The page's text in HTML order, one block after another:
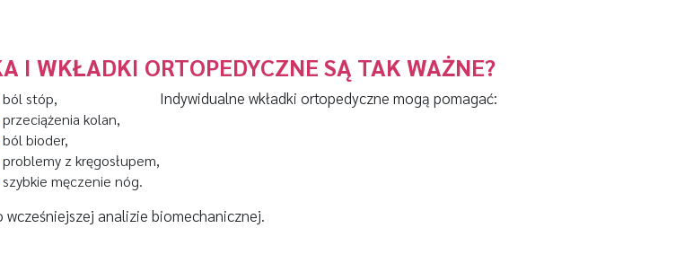
I WKŁADKI ORTOPEDYCZNE SĄ TAK WAŻNE?
ból stóp,
przeciążenia kolan,
ból bioder,
problemy z kręgosłupem,
szybkie męczenie nóg.
Indywidualne wkładki ortopedyczne mogą pomagać:
wcześniejszej analizie biomechanicznej.